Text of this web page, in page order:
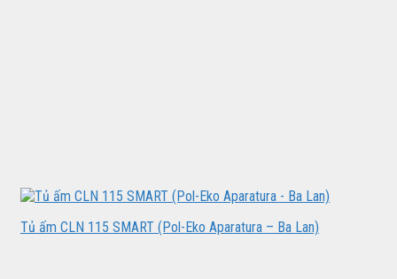
Tủ ấm CLN 115 SMART (Pol-Eko Aparatura – Ba Lan)